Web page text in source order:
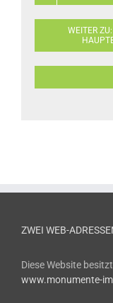
WEITER
ZWEI WEB-
Diese Website
www.monumente-